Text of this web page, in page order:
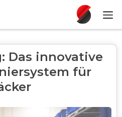
Das innovative
für